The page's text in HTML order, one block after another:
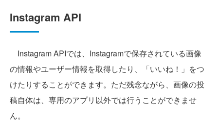
Instagram API
Instagram APIでは、Instagramで保存されている画像
の情報やユーザー情報を取得したり、「いいね！」をつ
けたりすることができます。ただ残念ながら、画像の投
稿自体は、専用のアプリ以外では行うことができませ
ん。